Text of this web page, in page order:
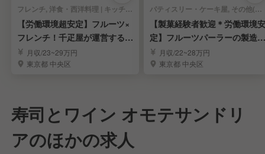
フレンチ, 洋食・西洋料理 | キッチンスタッフ
【労働環境超安定】フルーツ×
フレンチ！千疋屋が運営するレ
ストラン調理人
月収/23~29万円
東京都 中央区
パティスリー・ケーキ屋, その他(料理ジャンル) | キッチンスタッフ
【製菓経験者歓迎＊労働環境安
定】フルーツパーラーの製造・
調理スタッフ募集
月収/22~28万円
東京都 中央区
寿司とワイン オモテサンドリ
アのほかの求人